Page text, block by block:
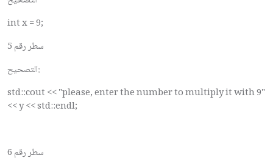
int x = 9;
سطر رقم 5
التصحيح:
std::cout << "please, enter the number to multiply it with 9"
<< y << std::endl;
سطر رقم 6